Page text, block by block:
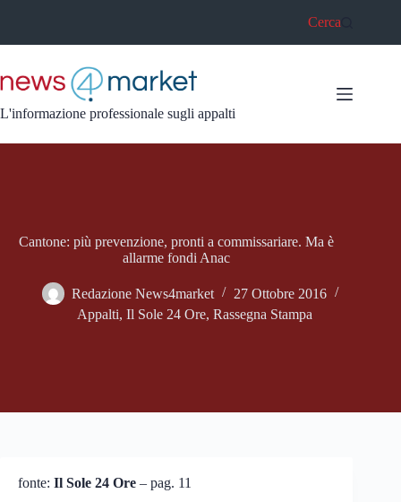
Cerca
L'informazione professionale sugli appalti
Cantone: più prevenzione, pronti a commissariare. Ma è
allarme fondi Anac
Redazione News4market
27 Ottobre 2016
Appalti, Il Sole 24 Ore, Rassegna Stampa
fonte: Il Sole 24 Ore – pag. 11